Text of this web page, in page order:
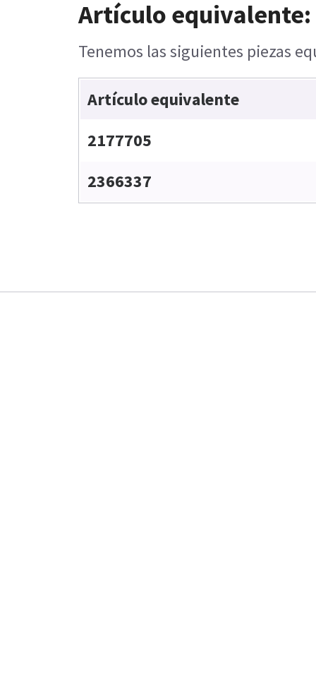
Artículo equivalente:
Tenemos las siguientes piezas
Artículo equivalente
2177705
2366337